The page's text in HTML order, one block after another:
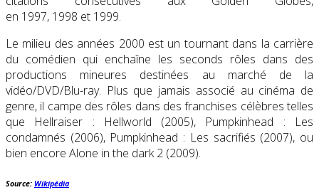
en 1997, 1998 et 1999.
Le milieu des années 2000 est un tournant dans la carrière
du comédien qui enchaîne les seconds rôles dans des
productions mineures destinées au marché de la
vidéo/DVD/Blu-ray. Plus que jamais associé au cinéma de
genre, il campe des rôles dans des franchises célèbres telles
que Hellraiser : Hellworld (2005), Pumpkinhead : Les
condamnés (2006), Pumpkinhead : Les sacrifiés (2007), ou
bien encore Alone in the dark 2 (2009).
Source: Wikipédia